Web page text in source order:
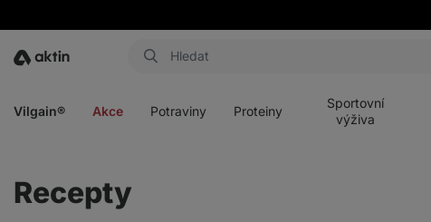
Aktin
Vilgain® Akce Potraviny Proteiny
Sportovní
výživa
Recepty